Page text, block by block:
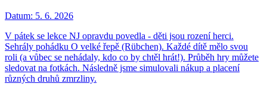
Datum: 5. 6. 2026
V pátek se lekce NJ opravdu povedla - děti jsou rození herci.
Sehrály pohádku O velké řepě (Rübchen). Každé dítě mělo svou
roli (a vůbec se nehádaly, kdo co by chtěl hrát!). Průběh hry můžete
sledovat na fotkách. Následně jsme simulovali nákup a placení
různých druhů zmrzliny.